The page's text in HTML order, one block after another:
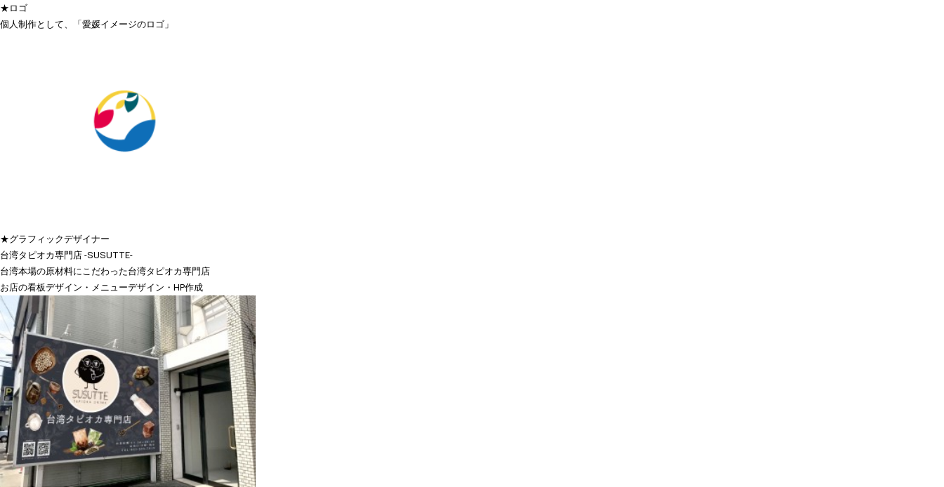
★ロゴ
個人制作として、「愛媛イメージのロゴ」
★グラフィックデザイナー
台湾タピオカ専門店 -SUSUTTE-
台湾本場の原材料にこだわった台湾タピオカ専門店
お店の看板デザイン・メニューデザイン・HP作成